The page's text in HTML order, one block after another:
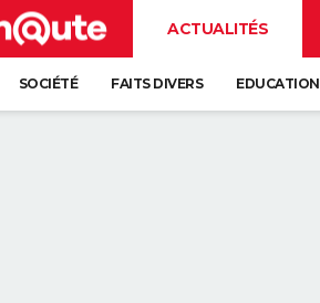
ACTUALITÉS
SOCIÉTÉ FAITS DIVERS EDUCATION